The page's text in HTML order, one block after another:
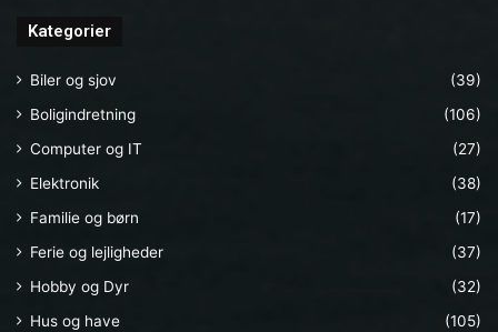
Kategorier
Biler og sjov
(39)
Boligindretning
(106)
Computer og IT
(27)
Elektronik
(38)
Familie og børn
(17)
Ferie og lejligheder
(37)
Hobby og Dyr
(32)
Hus og have
(105)